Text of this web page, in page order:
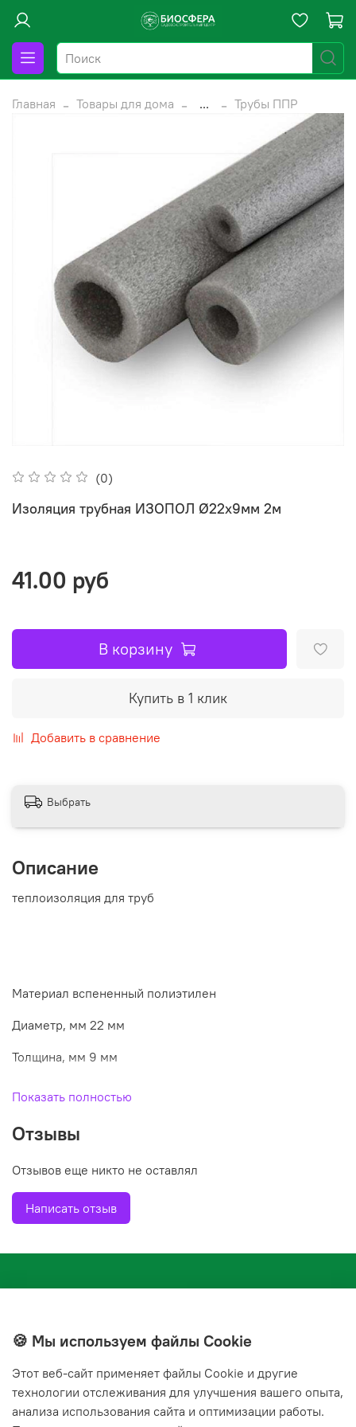
Главная Товары для дома ... Трубы ППР
(0)
Изоляция трубная ИЗОПОЛ Ø22х9мм 2м
41.00 руб
В корзину
Купить в 1 клик
Добавить в сравнение
Выбрать
Описание
теплоизоляция для труб
Материал вспененный полиэтилен
Диаметр, мм 22 мм
Толщина, мм 9 мм
Длина, м 2
Показать полностью
Отзывы
Отзывов еще никто не оставлял
Написать отзыв
+7(843) 210-20-24
🍪 Мы используем файлы Cookie
Этот веб‑сайт применяет файлы Cookie и другие
технологии отслеживания для улучшения вашего опыта,
анализа использования сайта и оптимизации работы.